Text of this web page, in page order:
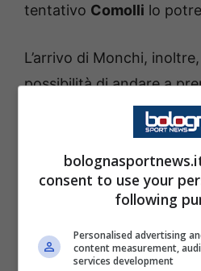
tentativo Comolli lo
L’arrivo di Monchi,
possibilità di andare a
dall’Aston Villa.
è lontano dalla
bianconeri entro il
dovranno acquistare un
Watkins è da tenere in
già direttamente a
economici dei Villans e la
consent to use your
following
Personalised advertising
content measurement,
services development